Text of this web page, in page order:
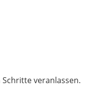
veranlassen.